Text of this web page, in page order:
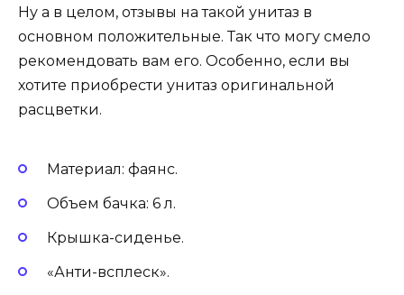
Ну а в целом, отзывы на такой унитаз в
основном положительные. Так что могу смело
рекомендовать вам его. Особенно, если вы
хотите приобрести унитаз оригинальной
расцветки.
Материал: фаянс.
Объем бачка: 6 л.
Крышка-сиденье.
«Анти-всплеск».